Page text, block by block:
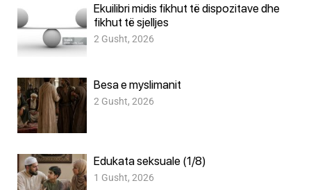
Ekuilibri midis fikhut të dispozitave dhe
fikhut të sjelljes
2 Gusht, 2026
Besa e myslimanit
2 Gusht, 2026
Edukata seksuale (1/8)
1 Gusht, 2026